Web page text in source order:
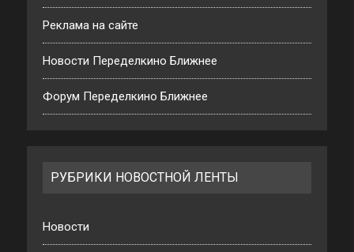
Реклама на сайте
Новости Переделкино Ближнее
Форум Переделкино Ближнее
РУБРИКИ НОВОСТНОЙ ЛЕНТЫ
Новости